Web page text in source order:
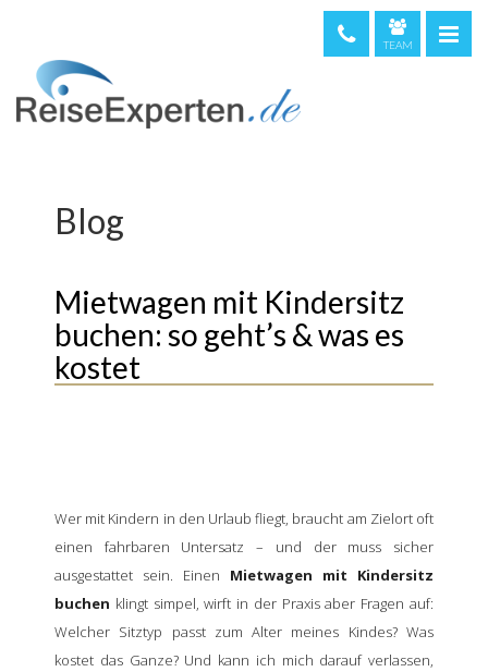
TEAM
Blog
Mietwagen mit Kindersitz
buchen: so geht’s & was es
kostet
Wer mit Kindern in den Urlaub fliegt, braucht am Zielort oft
einen fahrbaren Untersatz – und der muss sicher
ausgestattet sein. Einen Mietwagen mit Kindersitz
buchen klingt simpel, wirft in der Praxis aber Fragen auf:
Welcher Sitztyp passt zum Alter meines Kindes? Was
kostet das Ganze? Und kann ich mich darauf verlassen,